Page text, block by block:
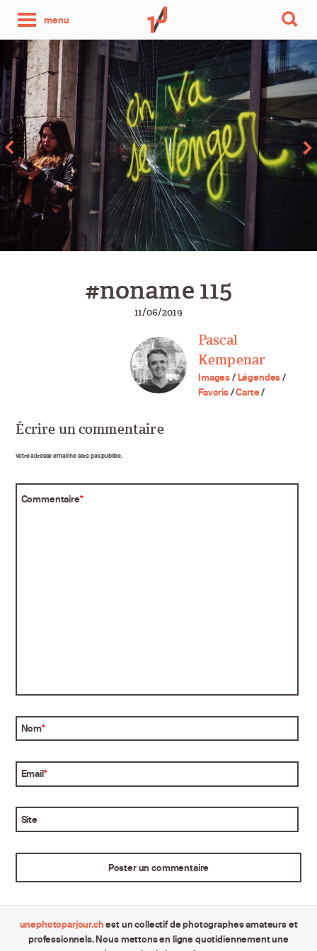
menu
photo
par
jour
#noname 115
11/06/2019
Pascal
Kempenar
Images/Légendes/
Favoris/Carte/
Écrire un commentaire
Votre adresse email ne sera pas publiée.
Commentaire*
Nom*
Email*
Site
unephotoparjour.chest un collectif de photographes amateurs et
professionnels. Nous mettons en ligne quotidiennement une